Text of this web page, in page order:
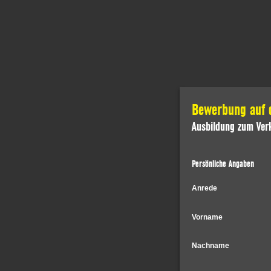
Bewerbung
Ausbildung zum
Persönliche Angaben
Anrede
Vorname
Nachname